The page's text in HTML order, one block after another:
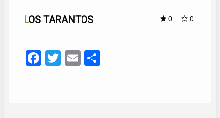
0 0
LOS TARANTOS
Facebook
TwitterEmail